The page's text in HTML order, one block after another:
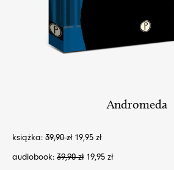
Andromeda
książka: 39,90zł 19,95 zł
audiobook: 39,90zł 19,95 zł